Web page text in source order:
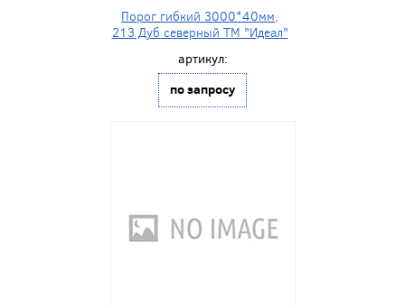
Порог гибкий 3000*40мм,
213 Дуб северный ТМ "Идеал"
артикул:
по запросу